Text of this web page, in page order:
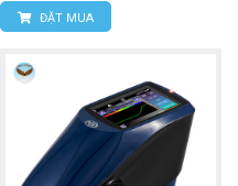
ĐẶT MUA